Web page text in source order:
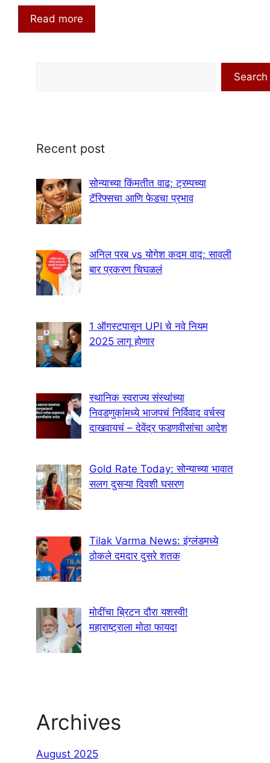
Read more
Search
Recent post
सोन्याच्या किंमतीत वाढ; ट्रम्पच्या
टॅरिफ्सचा आणि फेडचा प्रभाव
अनिल परब vs योगेश कदम वाद; सावली
बार प्रकरण चिघळलं
1 ऑगस्टपासून UPI चे नवे नियम
2025 लागू होणार
स्थानिक स्वराज्य संस्थांच्या
निवडणुकांमध्ये भाजपचं निर्विवाद वर्चस्व
दाखवायचं – देवेंद्र फडणवीसांचा आदेश
Gold Rate Today: सोन्याच्या भावात
सलग दुसऱ्या दिवशी घसरण
Tilak Varma News: इंग्लंडमध्ये
ठोकले दमदार दुसरे शतक
मोदींचा ब्रिटन दौरा यशस्वी!
महाराष्ट्राला मोठा फायदा
Archives
August 2025